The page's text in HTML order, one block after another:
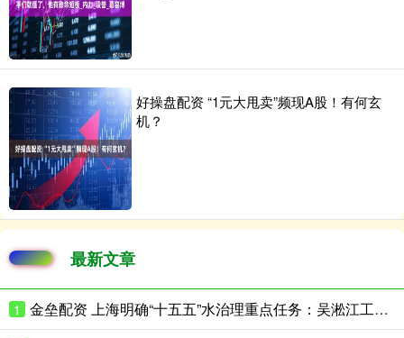
好操盘配资 “1元大甩卖”频现A股！有何玄
机？
最新文章
1 金垒配资 上海明确“十五五”水治理重点任务：吴淞江工程（上海段）将基本完成